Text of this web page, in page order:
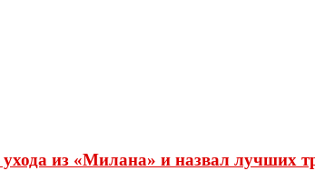
из «Милана» и назвал лучших